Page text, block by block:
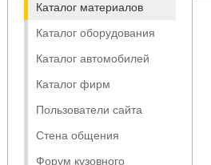
Каталог материалов
Каталог оборудования
Каталог автомобилей
Каталог фирм
Пользователи сайта
Стена общения
Форум кузовного